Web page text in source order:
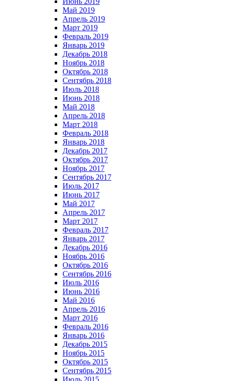
Май 2019
Апрель 2019
Март 2019
Февраль 2019
Январь 2019
Декабрь 2018
Ноябрь 2018
Октябрь 2018
Сентябрь 2018
Июль 2018
Июнь 2018
Май 2018
Апрель 2018
Март 2018
Февраль 2018
Январь 2018
Декабрь 2017
Октябрь 2017
Ноябрь 2017
Сентябрь 2017
Июль 2017
Июнь 2017
Май 2017
Апрель 2017
Март 2017
Февраль 2017
Январь 2017
Декабрь 2016
Ноябрь 2016
Октябрь 2016
Сентябрь 2016
Июль 2016
Июнь 2016
Май 2016
Апрель 2016
Март 2016
Февраль 2016
Январь 2016
Декабрь 2015
Ноябрь 2015
Октябрь 2015
Сентябрь 2015
Июль 2015